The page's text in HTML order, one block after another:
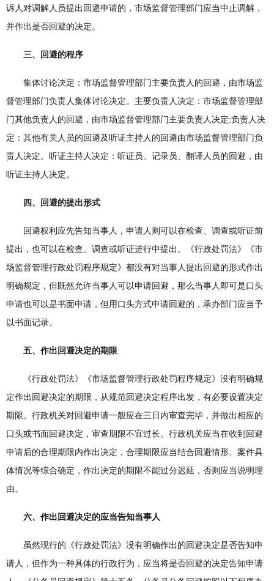
诉人对调解人员提出回避申请的，市场监督管理部门应当中止调解，
并作出是否回避的决定。
三、回避的程序
集体讨论决定：市场监督管理部门主要负责人的回避，由市场监
督管理部门负责人集体讨论决定。主要负责人决定：市场监督管理部
门其他负责人的回避，由市场监督管理部门主要负责人决定;负责人决
定：其他有关人员的回避及听证主持人的回避由市场监督管理部门负
责人决定。听证主持人决定：听证员、记录员、翻译人员的回避，由
听证主持人决定。
四、回避的提出形式
回避权利应先告知当事人，申请人则可以在检查、调查或听证前
提出，也可以在检查、调查或听证进行中提出。《行政处罚法》《市
场监督管理行政处罚程序规定》都没有对当事人提出回避的形式作出
明确规定，但既然允许当事人可以申请回避，那么当事人即可是口头
申请也可以是书面申请，但用口头方式申请回避的，承办部门应当予
以书面记录。
五、作出回避决定的期限
《行政处罚法》《市场监督管理行政处罚程序规定》没有明确规
定作出回避决定的期限，从规范回避决定程序出发，有必要设置决定
期限。行政机关对回避申请一般应在三日内审查完毕，并做出相应的
口头或书面回避决定，审查期限不宜过长。行政机关应当在收到回避
申请后的合理期限内作出决定，合理期限应当结合回避情形、案件具
体情况等综合确定，作出决定的期限不能过分迟延，否则应当说明理
由。
六、作出回避决定的应当告知当事人
虽然现行的《行政处罚法》没有明确作出的回避决定是否告知申
请人，但作为一种具体的行政行为，应当将是否回避的决定告知申请